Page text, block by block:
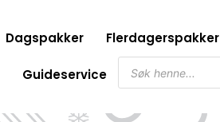
Dagspakker Flerdagerspakker
Guideservice
Søk
etter
produkter